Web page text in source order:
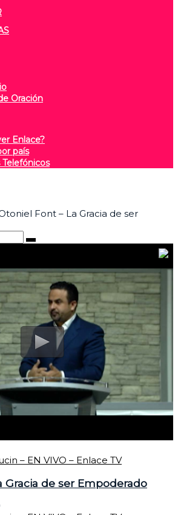
Oración
Enlace?
país
Font – La Gracia de ser
Gracia de ser Empoderado